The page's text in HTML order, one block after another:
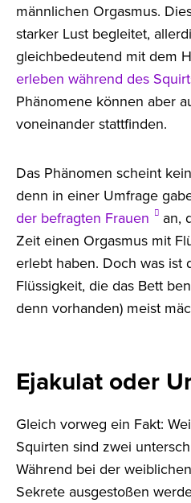
männlichen Orgasmus.
starker Lust begleitet,
gleichbedeutend mit dem
erleben während des
Phänomene können aber
voneinander stattfinden.
Das Phänomen scheint
denn in einer Umfrage
der befragten Frauen
an,
Zeit einen Orgasmus mit
erlebt haben. Doch was ist
Flüssigkeit, die das Bett
denn vorhanden) meist
Ejakulat oder
Gleich vorweg ein Fakt:
Squirten sind zwei
Während bei der
Sekrete ausgestoßen